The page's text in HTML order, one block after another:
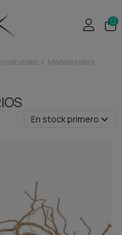
0
naturales
Maderas para
En stock primero